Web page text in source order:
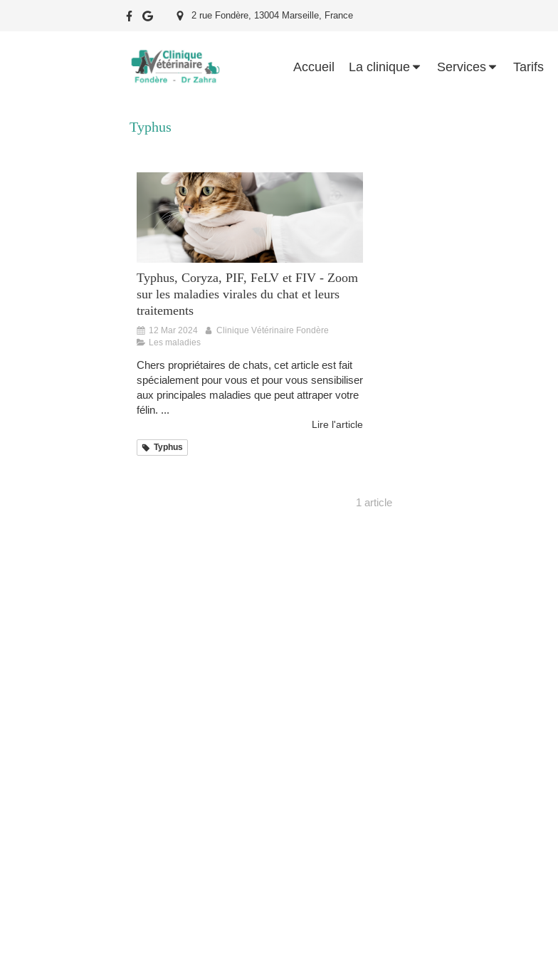
2 rue Fondère, 13004 Marseille, France
Accueil La clinique Services Tarifs
Typhus
Typhus, Coryza, PIF, FeLV et FIV - Zoom
sur les maladies virales du chat et leurs
traitements
12 Mar 2024
Clinique Vétérinaire Fondère
Les maladies
Chers propriétaires de chats, cet article est fait
spécialement pour vous et pour vous sensibiliser
aux principales maladies que peut attraper votre
félin. ...
Lire l'article
Typhus
1 article